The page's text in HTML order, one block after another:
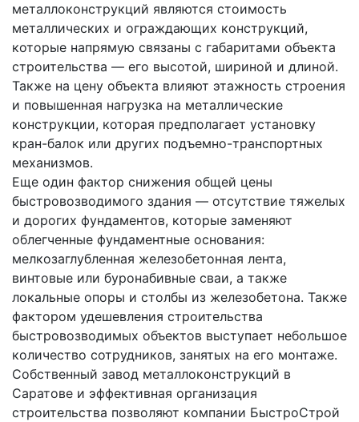
металлоконструкций являются стоимость
металлических и ограждающих конструкций,
которые напрямую связаны с габаритами объекта
строительства — его высотой, шириной и длиной.
Также на цену объекта влияют этажность строения
и повышенная нагрузка на металлические
конструкции, которая предполагает установку
кран-балок или других подъемно-транспортных
механизмов.
Еще один фактор снижения общей цены
быстровозводимого здания — отсутствие тяжелых
и дорогих фундаментов, которые заменяют
облегченные фундаментные основания:
мелкозаглубленная железобетонная лента,
винтовые или буронабивные сваи, а также
локальные опоры и столбы из железобетона. Также
фактором удешевления строительства
быстровозводимых объектов выступает небольшое
количество сотрудников, занятых на его монтаже.
Собственный завод металлоконструкций в
Саратове и эффективная организация
строительства позволяют компании БыстроСтрой